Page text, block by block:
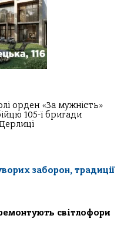
орден «За мужність»
105-ї бригади
заборон, традиції
світлофори